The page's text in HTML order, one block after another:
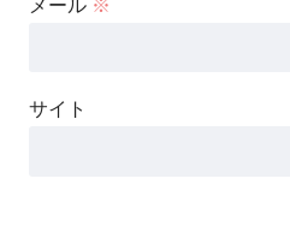
メール ※
サイト